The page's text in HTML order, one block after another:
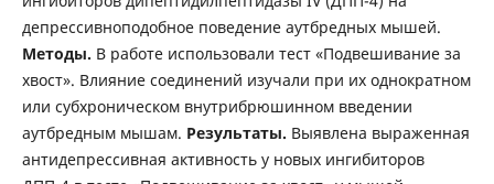
депрессивноподобное поведение аутбредных мышей.
Методы. В работе использовали тест «Подвешивание за
хвост». Влияние соединений изучали при их однократном
или субхроническом внутрибрюшинном введении
аутбредным мышам. Результаты. Выявлена выраженная
антидепрессивная активность у новых ингибиторов